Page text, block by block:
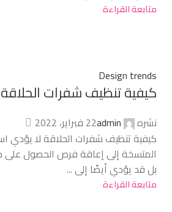
متابعة القراءة
Design trends
كيفية تنظيف شفرات الحلاقة
نشره admin22 فبراير، 2022
كيفية تنظيف شفرات الحلاقة لا يؤدي
المتسخة إلى إعاقة فرص الحصول
بل قد يؤدي أيضًا إلى ...
متابعة القراءة